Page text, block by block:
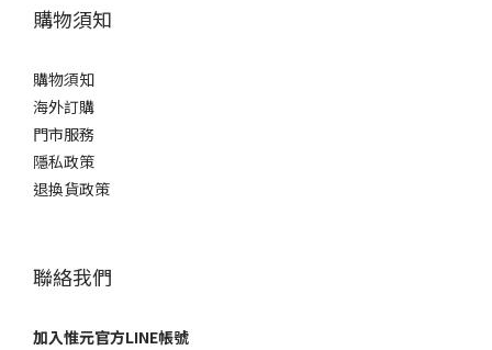
購物須知
購物須知
海外訂購
門市服務
隱私政策
退換貨政策
聯絡我們
加入惟元官方LINE帳號